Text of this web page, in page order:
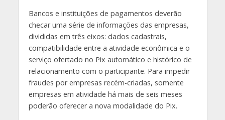
Bancos e instituições de pagamentos deverão
checar uma série de informações das empresas,
divididas em três eixos: dados cadastrais,
compatibilidade entre a atividade econômica e o
serviço ofertado no Pix automático e histórico de
relacionamento com o participante. Para impedir
fraudes por empresas recém-criadas, somente
empresas em atividade há mais de seis meses
poderão oferecer a nova modalidade do Pix.